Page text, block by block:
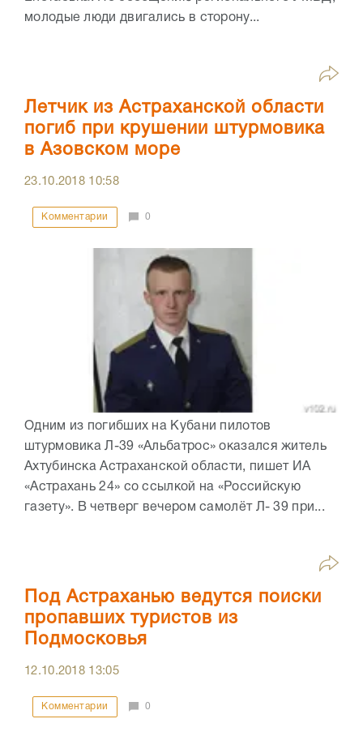
молодые люди двигались в сторону...
Летчик из Астраханской области
погиб при крушении штурмовика
в Азовском море
23.10.2018 10:58
Комментарии 0
Одним из погибших на Кубани пилотов
штурмовика Л-39 «Альбатрос» оказался житель
Ахтубинска Астраханской области, пишет ИА
«Астрахань 24» со ссылкой на «Российскую
газету». В четверг вечером самолёт Л- 39 при...
Под Астраханью ведутся поиски
пропавших туристов из
Подмосковья
12.10.2018 13:05
Комментарии 0